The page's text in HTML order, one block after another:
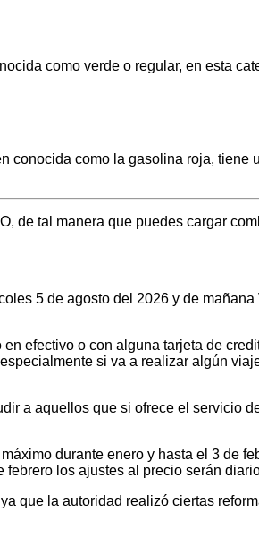
como verde o regular, en esta
conocida como la gasolina roja, tiene
de tal manera que puedes cargar
5 de agosto del 2026 y de mañana
efectivo o con alguna tarjeta de
si va a realizar algún
a aquellos que si ofrece el servicio
durante enero y hasta el 3 de
los ajustes al precio serán
que la autoridad realizó ciertas